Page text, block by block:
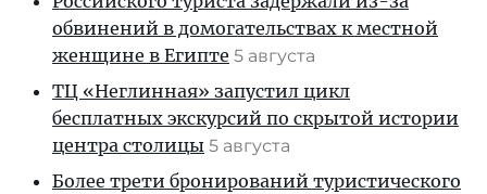
обвинений в домогательствах к местной
женщине в Египте 5 августа
ТЦ «Неглинная» запустил цикл
бесплатных экскурсий по скрытой истории
центра столицы 5 августа
Более трети бронирований туристического